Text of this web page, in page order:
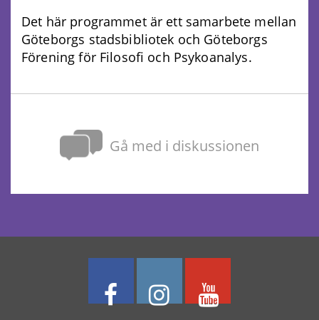
Det här programmet är ett samarbete mellan
Göteborgs stadsbibliotek och Göteborgs
Förening för Filosofi och Psykoanalys.
Gå med i diskussionen